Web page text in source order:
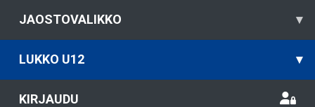
JAOSTOVALIKKO ▾
LUKKO U12 ▾
KIRJAUDU